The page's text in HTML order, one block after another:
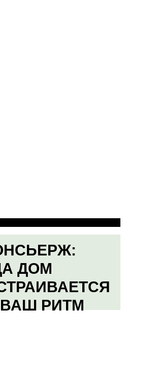
ДОМ
РИТМ